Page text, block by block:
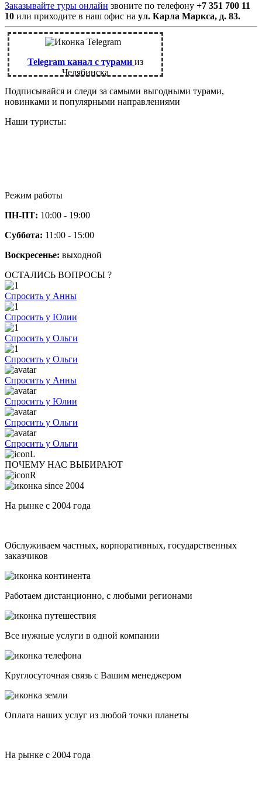
Заказывайте туры онлайн звоните по телефону +7 351 700 11
10 или приходите в наш офис на ул. Карла Маркса, д. 83.
Telegram канал с турами из
Челябинска
Подписывайся и следи за самыми выгодными турами,
новинками и популярными направлениями
Наши туристы:
Режим работы
ПН-ПТ: 10:00 - 19:00
Суббота: 11:00 - 15:00
Воскресенье: выходной
ОСТАЛИСЬ ВОПРОСЫ ?
Спросить у Анны
Спросить у Юлии
Спросить у Ольги
Спросить у Ольги
Спросить у Анны
Спросить у Юлии
Спросить у Ольги
Спросить у Ольги
ПОЧЕМУ НАС ВЫБИРАЮТ
На рынке с 2004 года
Обслуживаем частных, корпоративных, государственных
заказчиков
Работаем дистанционно, с любыми регионами
Все нужные услуги в одной компании
Круглосуточная связь с Вашим менеджером
Оплата наших услуг из любой точки планеты
На рынке с 2004 года